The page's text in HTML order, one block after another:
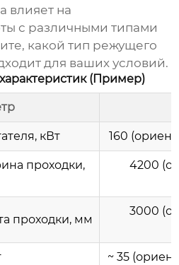
влияет на
с различными типами
какой тип режущего
для ваших условий.
(Пример)
кВт 160
проходки,
4200
проходки, мм
3000
~ 35